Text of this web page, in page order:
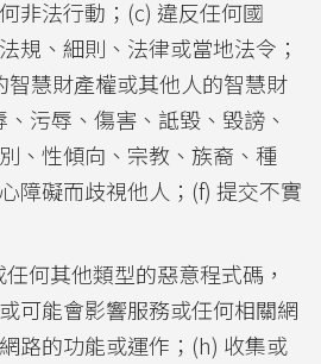
非法行動；(c) 違反任何國
規、細則、法律或當地法令；
智慧財產權或其他人的智慧財
污辱、傷害、詆毀、毀謗、
、性傾向、宗教、族裔、種
障礙而歧視他人；(f) 提交不實
何其他類型的惡意程式碼，
可能會影響服務或任何相關網
路的功能或運作；(h) 收集或